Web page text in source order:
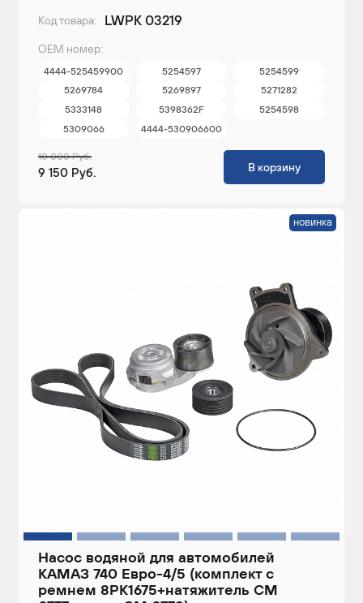
Код товара: LWPK 03219
ОЕМ номер:
4444-525459900 5254597
5254599
5269784
5269897
5271282
5333148
5398362F
5254598
5309066
4444-530906600
10 000 Руб.
9 150 Руб. В корзину
новинка
Насос водяной для автомобилей
КАМАЗ 740 Евро-4/5 (комплект с
ремнем 8PK1675+натяжитель CM